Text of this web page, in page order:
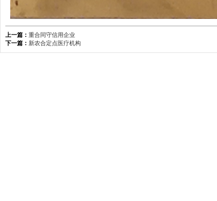
上一篇： 重合同守信用企业
下一篇： 新农合定点医疗机构